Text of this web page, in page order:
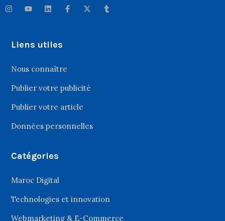
Liens utiles
Nous connaître
Publier votre publicité
Publier votre article
Données personnelles
Catégories
Maroc Digital
Technologies et innovation
Webmarketing & E-Commerce